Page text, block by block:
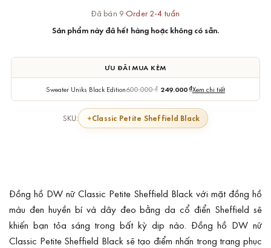
Đã bán 9·Order 2-4 tuần
Sản phẩm này đã hết hàng hoặc không có sẵn.
ƯU ĐÃI MUA KÈM
Sweater Uniks Black Edition600.000₫ 249.000 ₫Xem chi tiết
SKU: Classic Petite Sheffield Black
Đồng hồ DW nữ Classic Petite Sheffield Black với mặt đồng hồ
màu đen huyền bí và dây đeo bằng da cổ điển Sheffield sẽ
khiến bạn tỏa sáng trong bất kỳ dịp nào. Đồng hồ DW nữ
Classic Petite Sheffield Black sẽ tạo điểm nhấn trong trang phục